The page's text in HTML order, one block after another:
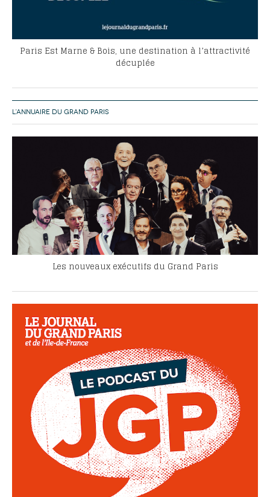
Paris Est Marne & Bois, une destination à l’attractivité
décuplée
L’ANNUAIRE DU GRAND PARIS
Les nouveaux exécutifs du Grand Paris